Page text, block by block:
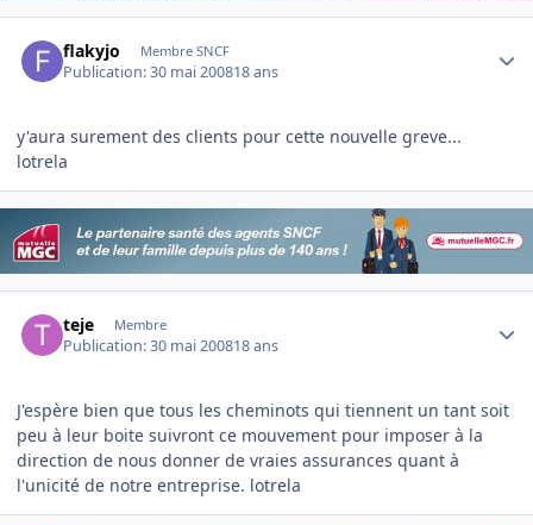
flakyjo Membre SNCF
Publication:30 mai 200818 ans
y'aura surement des clients pour cette nouvelle greve...
lotrela
teje Membre
Publication:30 mai 200818 ans
J'espère bien que tous les cheminots qui tiennent un tant soit
peu à leur boite suivront ce mouvement pour imposer à la
direction de nous donner de vraies assurances quant à
l'unicité de notre entreprise. lotrela